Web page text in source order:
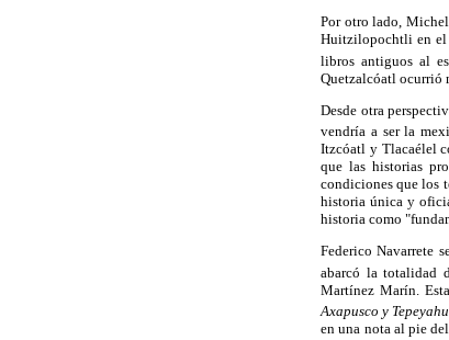
Por otro lado, Michel
Huitzilopochtli en el
libros antiguos al
Quetzalcóatl ocurrió
Desde otra
vendría a ser la
Itzcóatl y Tlacaélel
que las historias
condiciones que los
historia única y
historia como
Federico Navarrete
abarcó la totalidad
Martínez Marín.
Axapusco y
en una nota al pie